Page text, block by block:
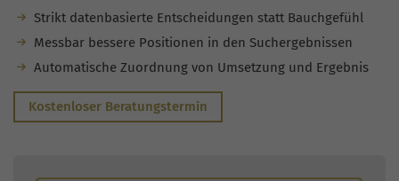
Strikt datenbasierte Entscheidungen statt Bauchgefühl
Messbar bessere Positionen in den Suchergebnissen
Automatische Zuordnung von Umsetzung und Ergebnis
Kostenloser Beratungstermin